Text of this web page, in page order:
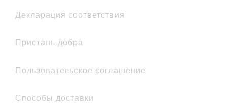
декларация соответствия
Пристань добра
Пользовательское соглашение
Способы доставки